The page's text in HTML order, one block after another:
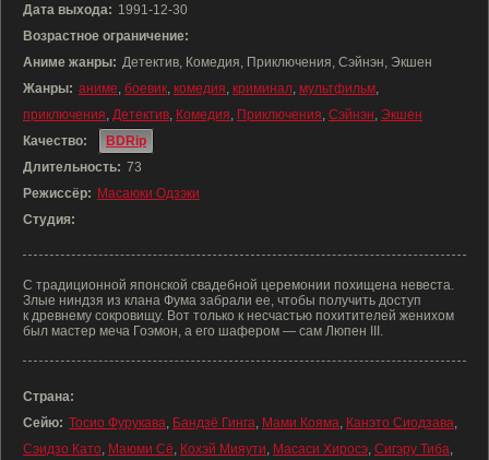
Дата выхода: 1991-12-30
Возрастное ограничение:
Аниме жанры: Детектив, Комедия, Приключения, Сэйнэн, Экшен
Жанры: аниме, боевик, комедия, криминал, мультфильм,
приключения, Детектив, Комедия, Приключения, Сэйнэн, Экшен
Качество:
BDRip
Длительность: 73
Режиссёр: Масаюки Одзэки
Студия:
С традиционной японской свадебной церемонии похищена невеста.
Злые ниндзя из клана Фума забрали ее, чтобы получить доступ
к древнему сокровищу. Вот только к несчастью похитителей женихом
был мастер меча Гоэмон, а его шафером — сам Люпен III.
Страна:
Сейю: Тосио Фурукава, Бандзё Гинга, Мами Кояма, Канэто Сиодзава,
Сэидзо Като, Маюми Сё, Кохэй Мияути, Масаси Хиросэ, Сигэру Тиба,